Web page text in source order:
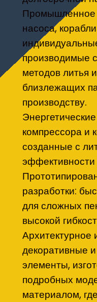
Промышленное
насоса,
производимые
методов литья
близлежащих
производству.
компрессора и
созданные с
эффективности
разработки:
для сложных
высокой
Архитектурное
декоративные
элементы,
подробных
материалом,